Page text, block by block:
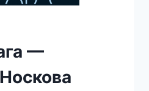
—